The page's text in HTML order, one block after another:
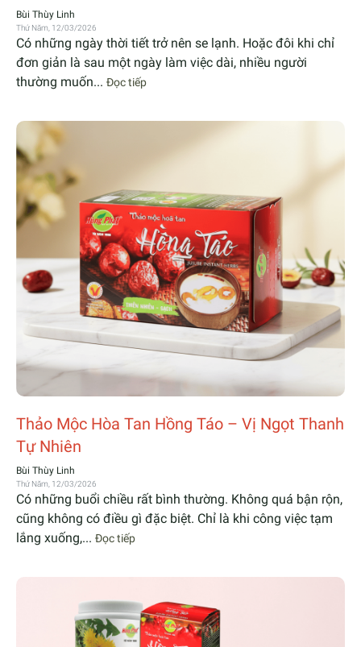
Bùi Thùy Linh
Thứ Năm, 12/03/2026
Có những ngày thời tiết trở nên se lạnh. Hoặc đôi khi chỉ
đơn giản là sau một ngày làm việc dài, nhiều người
thường muốn... Đọc tiếp
Thảo Mộc Hòa Tan Hồng Táo – Vị Ngọt Thanh
Tự Nhiên
Bùi Thùy Linh
Thứ Năm, 12/03/2026
Có những buổi chiều rất bình thường. Không quá bận rộn,
cũng không có điều gì đặc biệt. Chỉ là khi công việc tạm
lắng xuống,... Đọc tiếp